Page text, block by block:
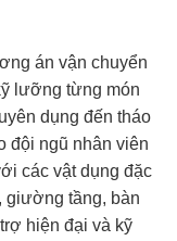
án vận chuyển
lưỡng từng món
dụng đến tháo
đội ngũ nhân viên
các vật dụng đặc
giường tầng, bàn
hiện đại và kỹ